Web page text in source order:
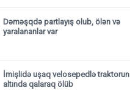
Dəməşqdə partlayış olub, ölən və
yaralananlar var
İmişlidə uşaq velosepedlə traktorun
altında qalaraq ölüb